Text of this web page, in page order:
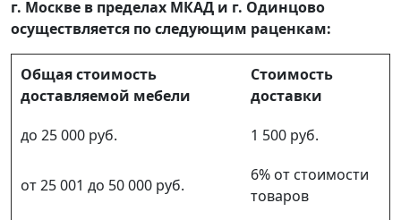
г. Москве в пределах МКАД и г. Одинцово
осуществляется по следующим раценкам:
Общая стоимость
доставляемой мебели
Стоимость
доставки
до 25 000 руб.
1 500 руб.
от 25 001 до 50 000 руб.
6% от стоимости
товаров